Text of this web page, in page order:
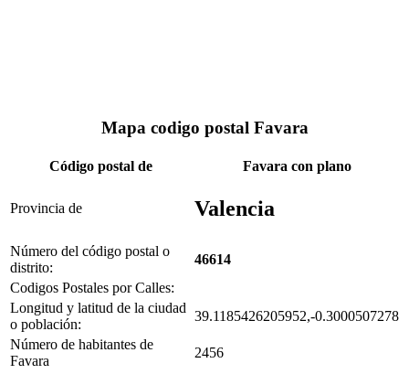
Mapa codigo postal Favara
Código postal de Favara con plano
Provincia de Valencia
Número del código postal o
distrito:
46614
Codigos Postales por Calles:
Longitud y latitud de la ciudad
o población:
39.1185426205952,-0.3000507278
Número de habitantes de
Favara
2456